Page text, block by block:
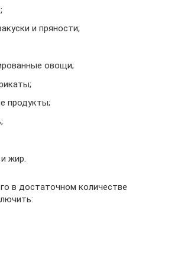
и пряности;
овощи;
продукты;
жир.
в достаточном количестве